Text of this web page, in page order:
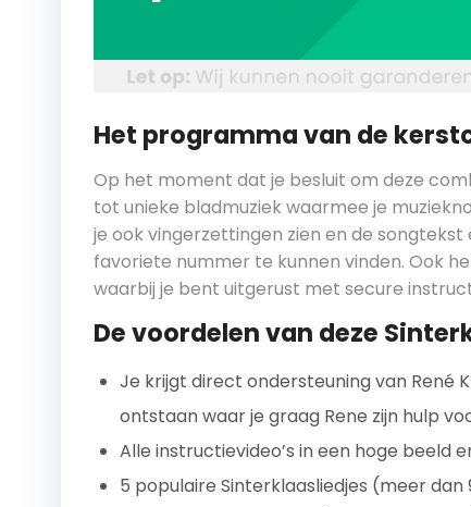
Het programma van de
Op het moment dat je besluit om deze
tot unieke bladmuziek waarmee je
je ook vingerzettingen zien en de
favoriete nummer te kunnen vinden. Ook
waarbij je bent uitgerust met secure
De voordelen van deze
Je krijgt direct ondersteuning van René
ontstaan waar je graag Rene zijn hulp
Alle instructievideo’s in een hoge beeld
5 populaire Sinterklaasliedjes (meer dan